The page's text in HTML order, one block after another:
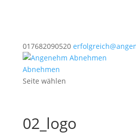
017682090520
Abnehmen
Seite wählen
02_logo